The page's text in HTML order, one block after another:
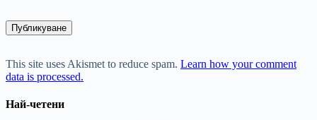
Публикуване
This site uses Akismet to reduce spam. Learn how your comment
data is processed.
Най-четени